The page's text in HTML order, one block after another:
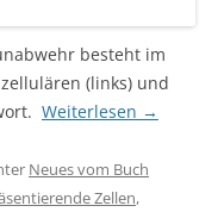
besteht im
(links) und
Weiterlesen →
Neues vom Buch
Zellen,